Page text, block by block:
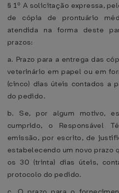
§ 1º A solicitação expressa,
de cópia de prontuário
atendida na forma deste
prazos:
a. Prazo para a entrega das
veterinário em papel ou em
(cinco) dias úteis contados a
do pedido.
b. Se, por algum motivo,
cumprido, o Responsável
emissão, por escrito, de
estabelecendo um novo prazo
os 30 (trinta) dias úteis,
protocolo do pedido.